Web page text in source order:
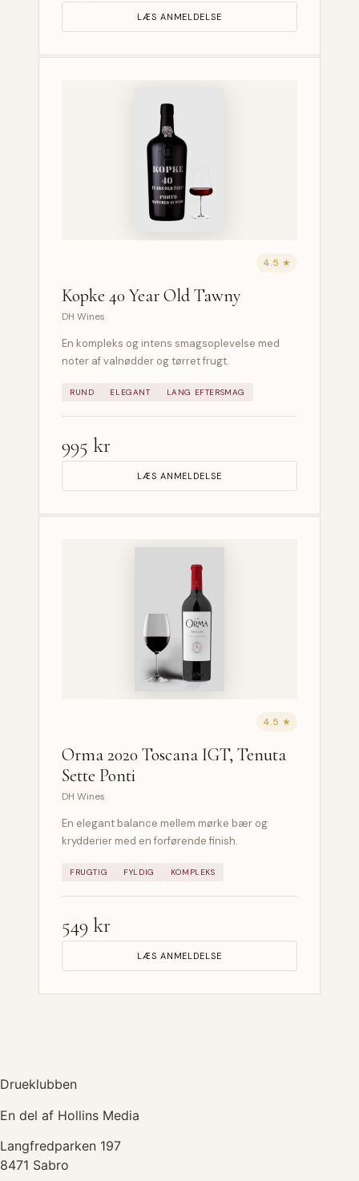
LÆS ANMELDELSE
4.5 ★
Kopke 40 Year Old Tawny
DH Wines
En kompleks og intens smagsoplevelse med
noter af valnødder og tørret frugt.
RUND ELEGANT LANG EFTERSMAG
995 kr
LÆS ANMELDELSE
4.5 ★
Orma 2020 Toscana IGT, Tenuta
Sette Ponti
DH Wines
En elegant balance mellem mørke bær og
krydderier med en forførende finish.
FRUGTIG FYLDIG KOMPLEKS
549 kr
LÆS ANMELDELSE
Drueklubben
En del af Hollins Media
Langfredparken 197
8471 Sabro